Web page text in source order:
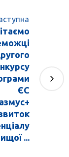
ЄС
...